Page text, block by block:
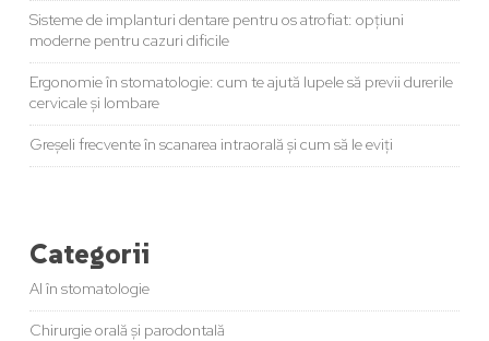
Sisteme de implanturi dentare pentru os atrofiat: opțiuni
moderne pentru cazuri dificile
Ergonomie în stomatologie: cum te ajută lupele să previi durerile
cervicale și lombare
Greșeli frecvente în scanarea intraorală și cum să le eviți
Categorii
AI în stomatologie
Chirurgie orală și parodontală